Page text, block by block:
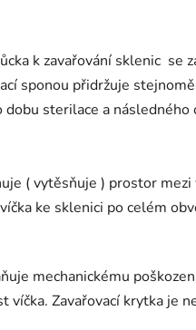
k zavařování sklenic se
sponou přidržuje
sterilace a
( vytěsňuje ) prostor
ke sklenici po celém
mechanickému
Zavařovací krytka je